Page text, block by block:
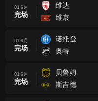
01 6月
完场
维达
维京
01 6月
完场
诺托登
奥特
01 6月
完场
贝鲁姆
斯吉德